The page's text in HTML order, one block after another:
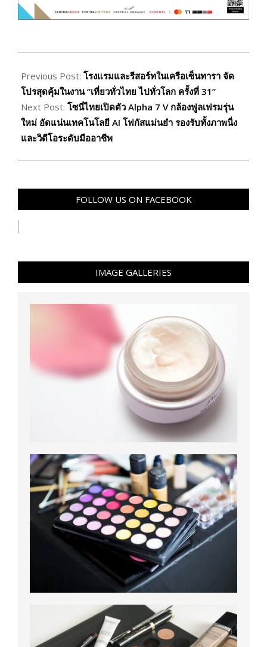
01-
23
Previous Post: โรงแรมและรีสอร์ทในเครือเซ็นทารา จัด
โปรสุดคุ้มในงาน “เที่ยวทั่วไทย ไปทั่วโลก ครั้งที่ 31”
Next Post: โซนี่ไทยเปิดตัว Alpha 7 V กล้องฟูลเฟรมรุ่น
ใหม่ อัดแน่นเทคโนโลยี AI โฟกัสแม่นยำ รองรับทั้งภาพนิ่ง
และวิดีโอระดับมืออาชีพ
FOLLOW US ON FACEBOOK
IMAGE GALLERIES